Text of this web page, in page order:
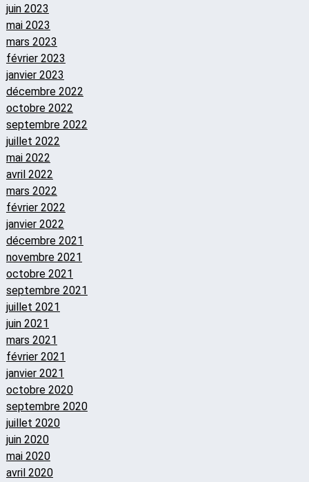
juin 2023
mai 2023
mars 2023
février 2023
janvier 2023
décembre 2022
octobre 2022
septembre 2022
juillet 2022
mai 2022
avril 2022
mars 2022
février 2022
janvier 2022
décembre 2021
novembre 2021
octobre 2021
septembre 2021
juillet 2021
juin 2021
mars 2021
février 2021
janvier 2021
octobre 2020
septembre 2020
juillet 2020
juin 2020
mai 2020
avril 2020